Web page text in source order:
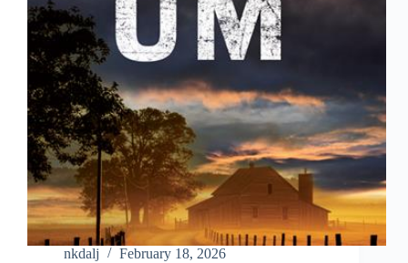
nkdalj February 18, 2026